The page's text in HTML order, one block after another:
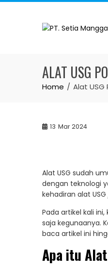
Skip
ALAT USG
Home Alat
13 Mar 2024
Alat USG sudah
dengan teknologi
kehadiran alat USG
Pada artikel kali
saja kegunaanya.
baca artikel ini
Apa itu